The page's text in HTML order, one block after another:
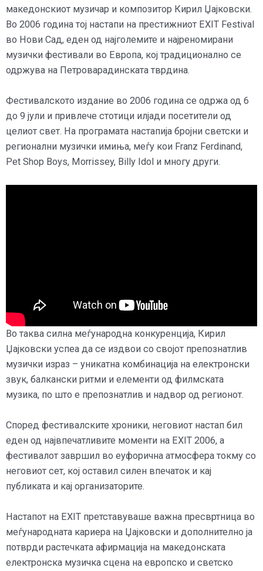
македонскиот музичар и композитор Кирил Џајковски.
Во 2006 година тој настапи на престижниот EXIT Festival
во Нови Сад, еден од најголемите и најреномирани
музички фестивали во Европа, кој традиционално се
одржува на Петроварадинската тврдина.
Фестивалското издание во 2006 година се одржа од 6
до 9 јули и привлече стотици илјади посетители од
целиот свет. На програмата настапија бројни светски и
регионални музички имиња, меѓу кои Franz Ferdinand,
Pet Shop Boys, Morrissey, Billy Idol и многу други.
Во таква силна меѓународна конкуренција, Кирил
Џајковски успеа да се издвои со својот препознатлив
музички израз – уникатна комбинација на електронски
звук, балкански ритми и елементи од филмската
музика, по што е препознатлив и надвор од регионот.
Според фестивалските хроники, неговиот настап бил
еден од највпечатливите моменти на EXIT 2006, а
фестивалот завршил во еуфорична атмосфера токму со
неговиот сет, кој оставил силен впечаток и кај
публиката и кај организаторите.
Настапот на EXIT претставуваше важна пресвртница во
меѓународната кариера на Џајковски и дополнително ја
потврди растечката афирмација на македонската
електронска музичка сцена на европско и светско